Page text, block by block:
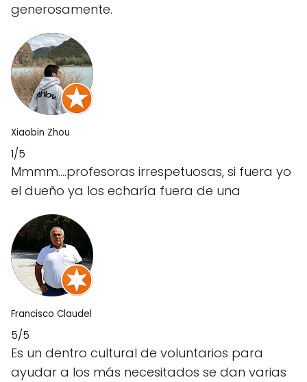
generosamente.
Xiaobin Zhou
1/5
Mmmm....profesoras irrespetuosas, si fuera yo
el dueño ya los echaría fuera de una
Francisco Claudel
5/5
Es un dentro cultural de voluntarios para
ayudar a los más necesitados se dan varias